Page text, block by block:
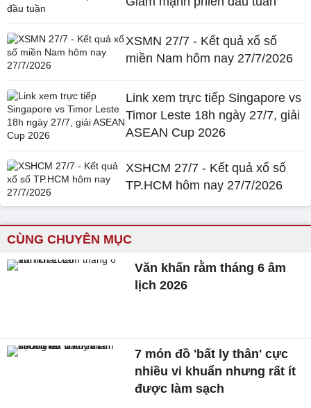
XSMN 27/7 - Kết quả xổ số
miền Nam hôm nay 27/7/2026
Link xem trực tiếp Singapore vs
Timor Leste 18h ngày 27/7, giải
ASEAN Cup 2026
XSHCM 27/7 - Kết quả xổ số
TP.HCM hôm nay 27/7/2026
CÙNG CHUYÊN MỤC
Văn khấn rằm tháng 6 âm
lịch 2026
7 món đồ 'bất ly thân' cực
nhiều vi khuẩn nhưng rất ít
được làm sạch